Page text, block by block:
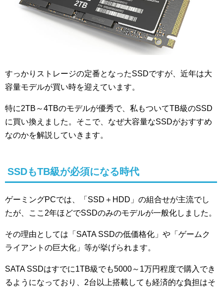
すっかりストレージの定番となったSSDですが、近年は大
容量モデルが買い時を迎えています。
特に2TB～4TBのモデルが優秀で、私もついてTB級のSSD
に買い換えました。そこで、なぜ大容量なSSDがおすすめ
なのかを解説していきます。
SSDもTB級が必須になる時代
ゲーミングPCでは、「SSD＋HDD」の組合せが主流でし
たが、ここ2年ほどでSSDのみのモデルが一般化しました。
その理由としては「SATA SSDの低価格化」や「ゲームク
ライアントの巨大化」等が挙げられます。
SATA SSDはすでに1TB級でも5000～1万円程度で購入でき
るようになっており、2台以上搭載しても経済的な負担はそ